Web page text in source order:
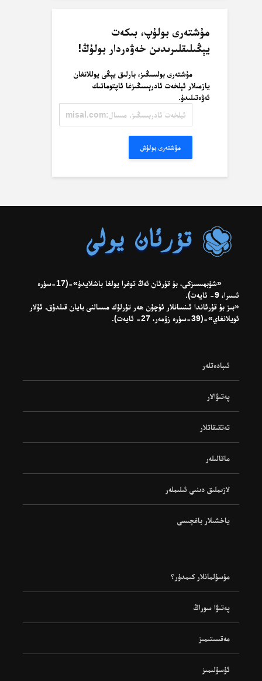
مۇشتەرى بولۇپ، بىكەت
يېڭىلىقلىرىدىن خەۋەردار بولۇڭ!
مۇشتەرى بولسىڭىز، بارلىق يېڭى يوللانغان
يازمىلار ئېلخەت ئادرېسىڭىزغا ئاپتوماتىك
ئەۋەتىلىدۇ.
ئادرېسىڭىز.
مۇشتەرى بولۇش
«شۈبھىسىزكى، بۇ قۇرئان ئەڭ توغرا يولغا باشلايدۇ»-(17-سۈرە
ئىسرا، 9- ئايەت).
«بىز بۇ قۇرئاندا ئىنسانلار ئۈچۈن ھەر تۈرلۈك مىسالنى بايان قىلدۇق. ئۇلار
ئويلانغاي»-(39-سۈرە زۇمەر، 27- ئايەت).
ئىبادەتلەر
پەتىۋالار
تەتقىقاتلار
ماقالىلەر
لازىملىق دىنىي ئىلىملەر
ياخشىلار باغچىسى
مۇسۇلمانلار كىمدۇر؟
پەتىۋا سوراڭ
مەقسىتىمىز
ئۇسۇلىمىز